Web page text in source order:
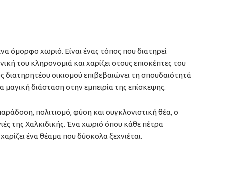
όμορφο χωριό. Είναι ένας τόπος που διατηρεί
του κληρονομιά και χαρίζει στους επισκέπτες του
οικισμού επιβεβαιώνει τη σπουδαιότητά
διάσταση στην εμπειρία της επίσκεψης.
πολιτισμό, φύση και συγκλονιστική θέα, ο
της Χαλκιδικής. Ένα χωριό όπου κάθε πέτρα
ένα θέαμα που δύσκολα ξεχνιέται.